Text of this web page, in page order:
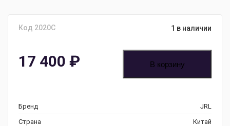
Код 2020C 1 в наличии
17 400 ₽ В корзину
Бренд
JRL
Страна
Китай